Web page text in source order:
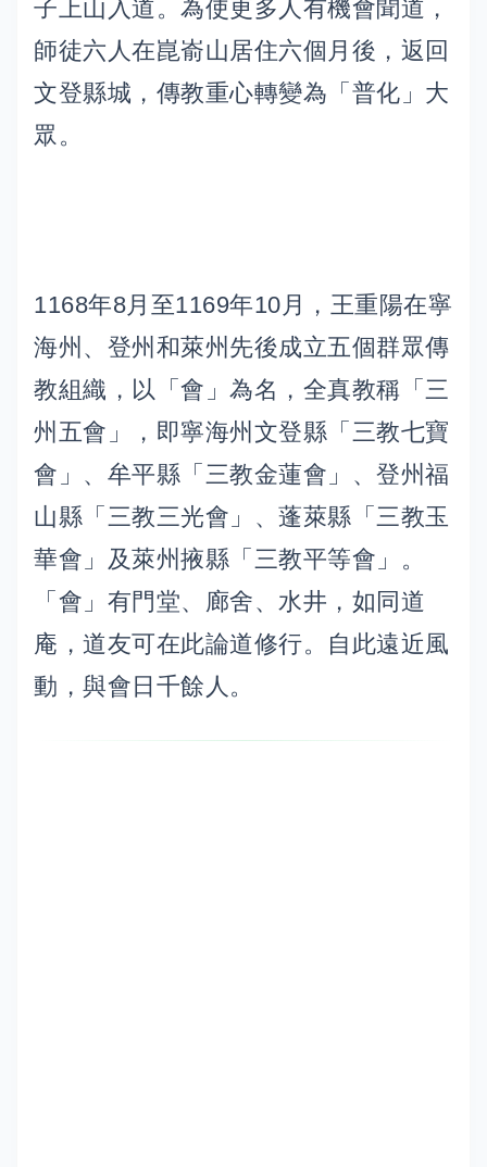
子上山入道。為使更多人有機會聞道，
師徒六人在崑嵛山居住六個月後，返回
文登縣城，傳教重心轉變為「普化」大
眾。
1168年8月至1169年10月，王重陽在寧
海州、登州和萊州先後成立五個群眾傳
教組織，以「會」為名，全真教稱「三
州五會」，即寧海州文登縣「三教七寶
會」、牟平縣「三教金蓮會」、登州福
山縣「三教三光會」、蓬萊縣「三教玉
華會」及萊州掖縣「三教平等會」。
「會」有門堂、廊舍、水井，如同道
庵，道友可在此論道修行。自此遠近風
動，與會日千餘人。